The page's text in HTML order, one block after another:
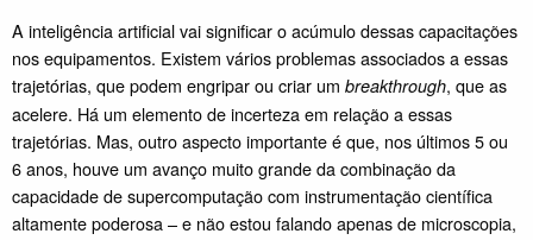
A inteligência artificial vai significar o acúmulo dessas capacitações
nos equipamentos. Existem vários problemas associados a essas
trajetórias, que podem engripar ou criar um breakthrough, que as
acelere. Há um elemento de incerteza em relação a essas
trajetórias. Mas, outro aspecto importante é que, nos últimos 5 ou
6 anos, houve um avanço muito grande da combinação da
capacidade de supercomputação com instrumentação científica
altamente poderosa – e não estou falando apenas de microscopia,